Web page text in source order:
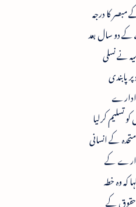
مبصر کا درجہ
دو سال بعد
نے نسلی
پابندی
کو تسلیم کرلیا
کے انسانی
کے
کہ وہ خطہ
حقوق کے